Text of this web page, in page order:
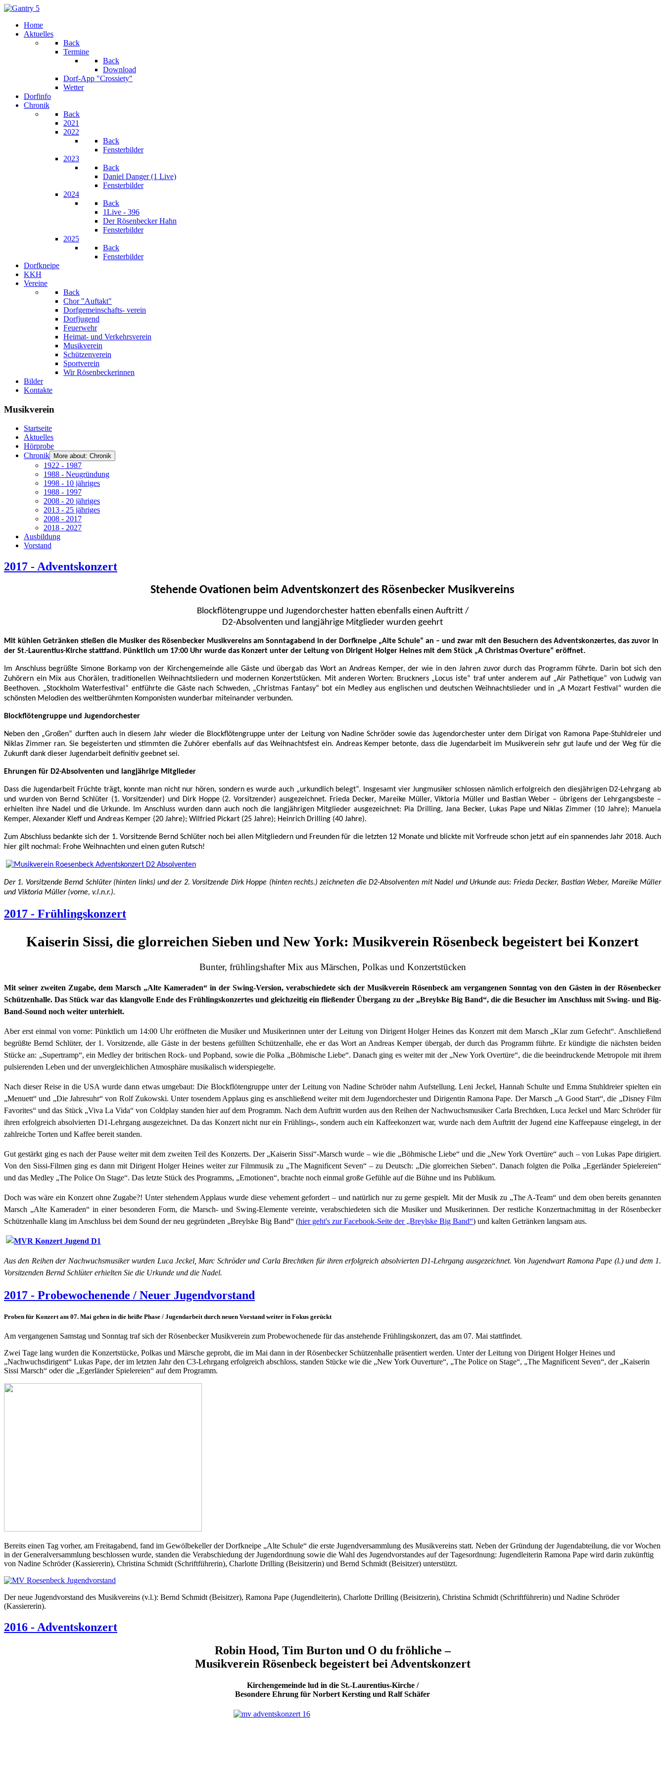
Home
Aktuelles
Back
Termine
Back
Download
Dorf-App "Crossiety"
Wetter
Dorfinfo
Chronik
Back
2021
2022
Back
Fensterbilder
2023
Back
Daniel Danger (1 Live)
Fensterbilder
2024
Back
1Live - 396
Der Rösenbecker Hahn
Fensterbilder
2025
Back
Fensterbilder
Dorfkneipe
KKH
Vereine
Back
Chor "Auftakt"
Dorfgemeinschafts- verein
Dorfjugend
Feuerwehr
Heimat- und Verkehrsverein
Musikverein
Schützenverein
Sportverein
Wir Rösenbeckerinnen
Bilder
Kontakte
Musikverein
Startseite
Aktuelles
Hörprobe
Chronik
More about: Chronik
1922 - 1987
1988 - Neugründung
1998 - 10 jähriges
1988 - 1997
2008 - 20 jähriges
2013 - 25 jähriges
2008 - 2017
2018 - 2027
Ausbildung
Vorstand
2017 - Adventskonzert
Stehende Ovationen beim Adventskonzert des Rösenbecker Musikvereins
Blockflötengruppe und Jugendorchester hatten ebenfalls einen Auftritt /
D2-Absolventen und langjährige Mitglieder wurden geehrt
Mit kühlen Getränken stießen die Musiker des Rösenbecker Musikvereins am Sonntagabend in der Dorfkneipe „Alte Schule“ an – und zwar mit den Besuchern des Adventskonzertes, das zuvor in
der St.-Laurentius-Kirche stattfand. Pünktlich um 17:00 Uhr wurde das Konzert unter der Leitung von Dirigent Holger Heines mit dem Stück „A Christmas Overture“ eröffnet.
Im Anschluss begrüßte Simone Borkamp von der Kirchengemeinde alle Gäste und übergab das Wort an Andreas Kemper, der wie in den Jahren zuvor durch das Programm führte. Darin bot sich den
Zuhörern ein Mix aus Chorälen, traditionellen Weihnachtsliedern und modernen Konzertstücken. Mit anderen Worten: Bruckners „Locus iste“ traf unter anderem auf „Air Pathetique“ von Ludwig van
Beethoven. „Stockholm Waterfestival“ entführte die Gäste nach Schweden, „Christmas Fantasy“ bot ein Medley aus englischen und deutschen Weihnachtslieder und in „A Mozart Festival“ wurden die
schönsten Melodien des weltberühmten Komponisten wunderbar miteinander verbunden.
Blockflötengruppe und Jugendorchester
Neben den „Großen“ durften auch in diesem Jahr wieder die Blockflötengruppe unter der Leitung von Nadine Schröder sowie das Jugendorchester unter dem Dirigat von Ramona Pape-Stuhldreier und
Niklas Zimmer ran. Sie begeisterten und stimmten die Zuhörer ebenfalls auf das Weihnachtsfest ein. Andreas Kemper betonte, dass die Jugendarbeit im Musikverein sehr gut laufe und der Weg für die
Zukunft dank dieser Jugendarbeit definitiv geebnet sei.
Ehrungen für D2-Absolventen und langjährige Mitglieder
Dass die Jugendarbeit Früchte trägt, konnte man nicht nur hören, sondern es wurde auch „urkundlich belegt“. Insgesamt vier Jungmusiker schlossen nämlich erfolgreich den diesjährigen D2-Lehrgang ab
und wurden von Bernd Schlüter (1. Vorsitzender) und Dirk Hoppe (2. Vorsitzender) ausgezeichnet. Frieda Decker, Mareike Müller, Viktoria Müller und Bastian Weber – übrigens der Lehrgangsbeste –
erhielten ihre Nadel und die Urkunde. Im Anschluss wurden dann auch noch die langjährigen Mitglieder ausgezeichnet: Pia Drilling, Jana Becker, Lukas Pape und Niklas Zimmer (10 Jahre); Manuela
Kemper, Alexander Kleff und Andreas Kemper (20 Jahre); Wilfried Pickart (25 Jahre); Heinrich Drilling (40 Jahre).
Zum Abschluss bedankte sich der 1. Vorsitzende Bernd Schlüter noch bei allen Mitgliedern und Freunden für die letzten 12 Monate und blickte mit Vorfreude schon jetzt auf ein spannendes Jahr 2018. Auch
hier gilt nochmal: Frohe Weihnachten und einen guten Rutsch!
Der 1. Vorsitzende Bernd Schlüter (hinten links) und der 2. Vorsitzende Dirk Hoppe (hinten rechts.) zeichneten die D2-Absolventen mit Nadel und Urkunde aus: Frieda Decker, Bastian Weber, Mareike Müller
und Viktoria Müller (vorne, v.l.n.r.).
2017 - Frühlingskonzert
Kaiserin Sissi, die glorreichen Sieben und New York: Musikverein Rösenbeck begeistert bei Konzert
Bunter, frühlingshafter Mix aus Märschen, Polkas und Konzertstücken
Mit seiner zweiten Zugabe, dem Marsch „Alte Kameraden“ in der Swing-Version, verabschiedete sich der Musikverein Rösenbeck am vergangenen Sonntag von den Gästen in der Rösenbecker
Schützenhalle. Das Stück war das klangvolle Ende des Frühlingskonzertes und gleichzeitig ein fließender Übergang zu der „Breylske Big Band“, die die Besucher im Anschluss mit Swing- und Big-
Band-Sound noch weiter unterhielt.
Aber erst einmal von vorne: Pünktlich um 14:00 Uhr eröffneten die Musiker und Musikerinnen unter der Leitung von Dirigent Holger Heines das Konzert mit dem Marsch „Klar zum Gefecht“. Anschließend
begrüßte Bernd Schlüter, der 1. Vorsitzende, alle Gäste in der bestens gefüllten Schützenhalle, ehe er das Wort an Andreas Kemper übergab, der durch das Programm führte. Er kündigte die nächsten beiden
Stücke an: „Supertramp“, ein Medley der britischen Rock- und Popband, sowie die Polka „Böhmische Liebe“. Danach ging es weiter mit der „New York Overtüre“, die die beeindruckende Metropole mit ihrem
pulsierenden Leben und der unvergleichlichen Atmosphäre musikalisch widerspiegelte.
Nach dieser Reise in die USA wurde dann etwas umgebaut: Die Blockflötengruppe unter der Leitung von Nadine Schröder nahm Aufstellung. Leni Jeckel, Hannah Schulte und Emma Stuhldreier spielten ein
„Menuett“ und „Die Jahresuhr“ von Rolf Zukowski. Unter tosendem Applaus ging es anschließend weiter mit dem Jugendorchester und Dirigentin Ramona Pape. Der Marsch „A Good Start“, die „Disney Film
Favorites“ und das Stück „Viva La Vida“ von Coldplay standen hier auf dem Programm. Nach dem Auftritt wurden aus den Reihen der Nachwuchsmusiker Carla Brechtken, Luca Jeckel und Marc Schröder für
ihren erfolgreich absolvierten D1-Lehrgang ausgezeichnet. Da das Konzert nicht nur ein Frühlings-, sondern auch ein Kaffeekonzert war, wurde nach dem Auftritt der Jugend eine Kaffeepause eingelegt, in der
zahlreiche Torten und Kaffee bereit standen.
Gut gestärkt ging es nach der Pause weiter mit dem zweiten Teil des Konzerts. Der „Kaiserin Sissi“-Marsch wurde – wie die „Böhmische Liebe“ und die „New York Overtüre“ auch – von Lukas Pape dirigiert.
Von den Sissi-Filmen ging es dann mit Dirigent Holger Heines weiter zur Filmmusik zu „The Magnificent Seven“ – zu Deutsch: „Die glorreichen Sieben“. Danach folgten die Polka „Egerländer Spielereien“
und das Medley „The Police On Stage“. Das letzte Stück des Programms, „Emotionen“, brachte noch einmal große Gefühle auf die Bühne und ins Publikum.
Doch was wäre ein Konzert ohne Zugabe?! Unter stehendem Applaus wurde diese vehement gefordert – und natürlich nur zu gerne gespielt. Mit der Musik zu „The A-Team“ und dem oben bereits genannten
Marsch „Alte Kameraden“ in einer besonderen Form, die Marsch- und Swing-Elemente vereinte, verabschiedeten sich die Musiker und Musikerinnen. Der restliche Konzertnachmittag in der Rösenbecker
Schützenhalle klang im Anschluss bei dem Sound der neu gegründeten „Breylske Big Band“ (hier geht's zur Facebook-Seite der „Breylske Big Band“) und kalten Getränken langsam aus.
Aus den Reihen der Nachwuchsmusiker wurden Luca Jeckel, Marc Schröder und Carla Brechtken für ihren erfolgreich absolvierten D1-Lehrgang ausgezeichnet. Von Jugendwart Ramona Pape (l.) und dem 1.
Vorsitzenden Bernd Schlüter erhielten Sie die Urkunde und die Nadel.
2017 - Probewochenende / Neuer Jugendvorstand
Proben für Konzert am 07. Mai gehen in die heiße Phase / Jugendarbeit durch neuen Vorstand weiter in Fokus gerückt
Am vergangenen Samstag und Sonntag traf sich der Rösenbecker Musikverein zum Probewochenede für das anstehende Frühlingskonzert, das am 07. Mai stattfindet.
Zwei Tage lang wurden die Konzertstücke, Polkas und Märsche geprobt, die im Mai dann in der Rösenbecker Schützenhalle präsentiert werden. Unter der Leitung von Dirigent Holger Heines und
„Nachwuchsdirigent“ Lukas Pape, der im letzten Jahr den C3-Lehrgang erfolgreich abschloss, standen Stücke wie die „New York Ouverture“, „The Police on Stage“, „The Magnificent Seven“, der „Kaiserin
Sissi Marsch“ oder die „Egerländer Spielereien“ auf dem Programm.
Bereits einen Tag vorher, am Freitagabend, fand im Gewölbekeller der Dorfkneipe „Alte Schule“ die erste Jugendversammlung des Musikvereins statt. Neben der Gründung der Jugendabteilung, die vor Wochen
in der Generalversammlung beschlossen wurde, standen die Verabschiedung der Jugendordnung sowie die Wahl des Jugendvorstandes auf der Tagesordnung: Jugendleiterin Ramona Pape wird darin zukünftig
von Nadine Schröder (Kassiererin), Christina Schmidt (Schriftführerin), Charlotte Drilling (Beisitzerin) und Bernd Schmidt (Beisitzer) unterstützt.
Der neue Jugendvorstand des Musikvereins (v.l.): Bernd Schmidt (Beisitzer), Ramona Pape (Jugendleiterin), Charlotte Drilling (Beisitzerin), Christina Schmidt (Schriftführerin) und Nadine Schröder
(Kassiererin).
2016 - Adventskonzert
Robin Hood, Tim Burton und O du fröhliche –
Musikverein Rösenbeck begeistert bei Adventskonzert
Kirchengemeinde lud in die St.-Laurentius-Kirche /
Besondere Ehrung für Norbert Kersting und Ralf Schäfer